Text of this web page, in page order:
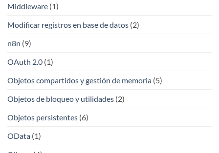
Middleware (1)
Modificar registros en base de datos (2)
n8n (9)
OAuth 2.0 (1)
Objetos compartidos y gestión de memoria (5)
Objetos de bloqueo y utilidades (2)
Objetos persistentes (6)
OData (1)